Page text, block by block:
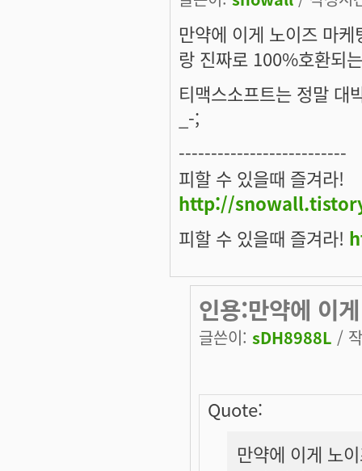
만약에 이게 노이즈 마
랑 진짜로 100%호환되
티맥스소프트는 정말 대
_-;
--------------------------
피할 수 있을때 즐겨라!
http://
피할 수 있을때 즐겨라!
인용:만약에 이게
글쓴이: sDH8988L /
Quote:
만약에 이게 노